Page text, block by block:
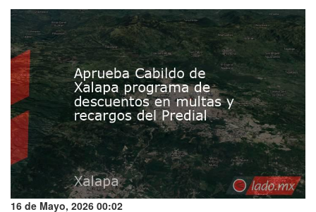
16 de Mayo, 2026 00:02